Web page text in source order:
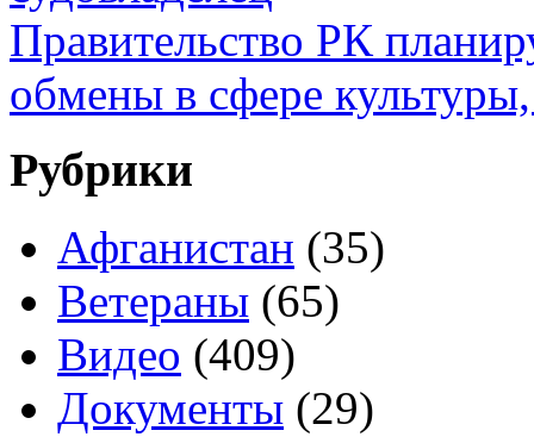
Правительство РК
обмены в сфере
Рубрики
Афганистан (35)
Ветераны (65)
Видео (409)
Документы (29)